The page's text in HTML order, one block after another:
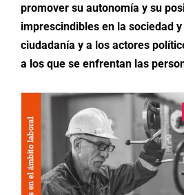
promover su autonomía y su
imprescindibles en la sociedad
ciudadanía y a los actores
a los que se enfrentan las